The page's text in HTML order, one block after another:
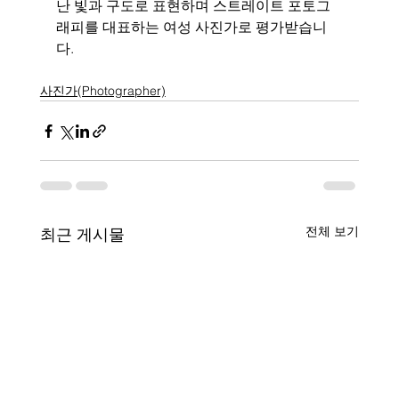
난 빛과 구도로 표현하며 스트레이트 포토그
래피를 대표하는 여성 사진가로 평가받습니
다.
사진가(Photographer)
최근 게시물 전체 보기